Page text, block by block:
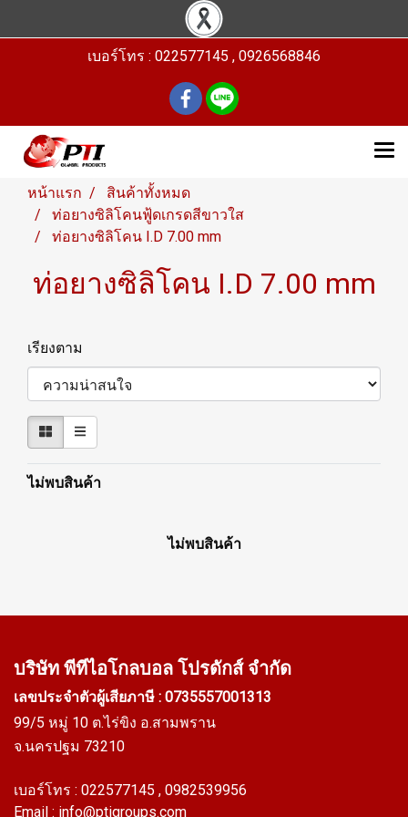
เบอร์โทร : 022577145 , 0926568846
หน้าแรก
สินค้าทั้งหมด
ท่อยางซิลิโคนฟู้ดเกรดสีขาวใส
ท่อยางซิลิโคน I.D 7.00 mm
ท่อยางซิลิโคน I.D 7.00 mm
เรียงตาม
ไม่พบสินค้า
ไม่พบสินค้า
บริษัท พีทีไอโกลบอล โปรดักส์ จำกัด
เลขประจำตัวผู้เสียภาษี : 0735557001313
99/5 หมู่ 10 ต.ไร่ขิง อ.สามพราน
จ.นครปฐม 73210
เบอร์โทร : 022577145 , 0982539956
Email : info@ptigroups.com